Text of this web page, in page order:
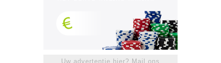
Uw advertentie hier? Mail ons